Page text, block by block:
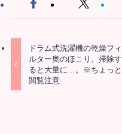
ドラム式洗濯機の乾燥フィ
ルター奥のほこり。掃除す
ると大量に…。※ちょっと
閲覧注意